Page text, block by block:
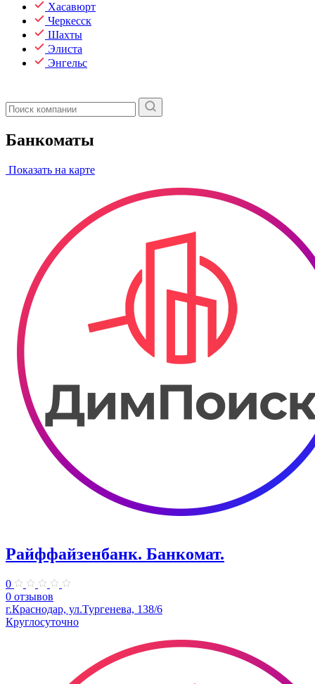
Хасавюрт
Черкесск
Шахты
Элиста
Энгельс
Банкоматы
Показать на карте
Райффайзенбанк. Банкомат.
0
0 отзывов
г.Краснодар, ул.Тургенева, 138/6
Круглосуточно